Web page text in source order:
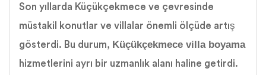
Son yıllarda Küçükçekmece ve çevresinde
müstakil konutlar ve villalar önemli ölçüde artış
gösterdi. Bu durum, Küçükçekmece villa boyama
hizmetlerini ayrı bir uzmanlık alanı haline getirdi.